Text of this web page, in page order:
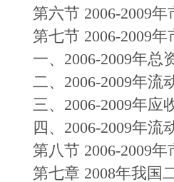
第六节 2006-2009年
第七节 2006-2009年
一、2006-2009年总
二、2006-2009年流
三、2006-2009年应
四、2006-2009年流
第八节 2006-2009年
第七章 2008年我国二